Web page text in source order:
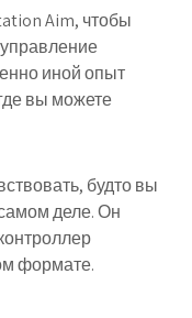
Aim, чтобы
иной опыт
вы можете
будто вы
деле. Он
формате.